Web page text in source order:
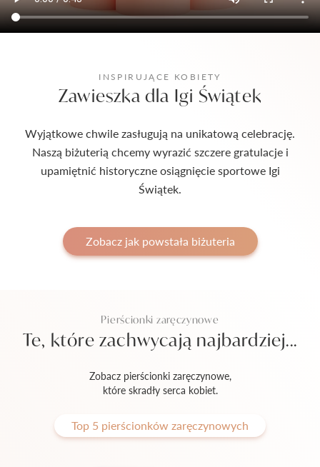
INSPIRUJĄCE KOBIETY
Zawieszka dla Igi Świątek
Wyjątkowe chwile zasługują na unikatową celebrację.
Naszą biżuterią chcemy wyrazić szczere gratulacje i
upamiętnić historyczne osiągnięcie sportowe Igi
Świątek.
Zobacz jak powstała biżuteria
Pierścionki zaręczynowe
Te, które zachwycają najbardziej...
Zobacz pierścionki zaręczynowe,
które skradły serca kobiet.
Top 5 pierścionków zaręczynowych